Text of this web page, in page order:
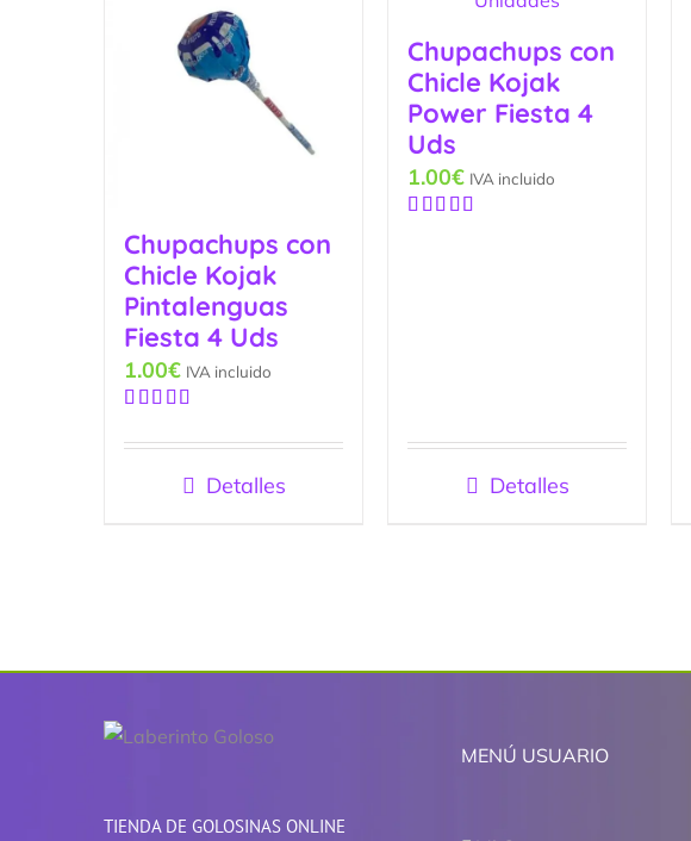
Chupachups con
Chicle Kojak
Pintalenguas
Fiesta 4 Uds
con5.00de
1.00€ IVA incluido
Detalles
Chupachups con
Chicle Kojak
Power Fiesta 4
Uds
1.00€ IVA incluido
Detalles
TIENDA DE GOLOSINAS ONLINE
MENÚ USUARIO